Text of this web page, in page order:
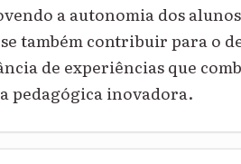
a autonomia dos
também contribuir para o
de experiências que
pedagógica inovadora.